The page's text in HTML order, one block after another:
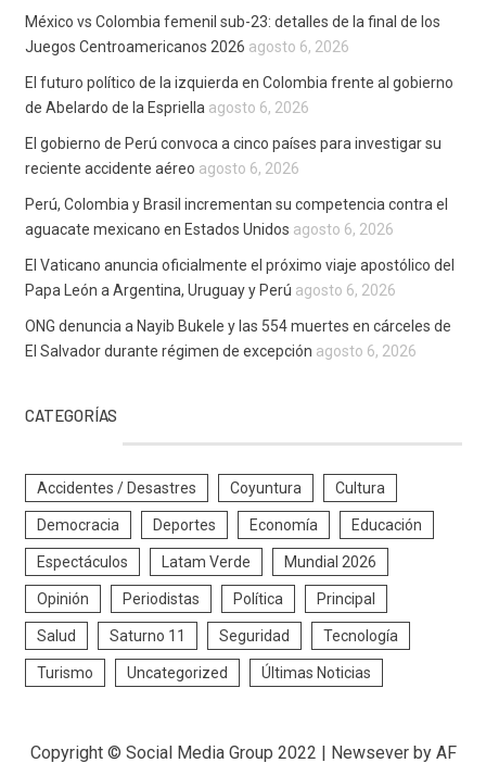
México vs Colombia femenil sub-23: detalles de la final de los
Juegos Centroamericanos 2026 agosto 6, 2026
El futuro político de la izquierda en Colombia frente al gobierno
de Abelardo de la Espriella agosto 6, 2026
El gobierno de Perú convoca a cinco países para investigar su
reciente accidente aéreo agosto 6, 2026
Perú, Colombia y Brasil incrementan su competencia contra el
aguacate mexicano en Estados Unidos agosto 6, 2026
El Vaticano anuncia oficialmente el próximo viaje apostólico del
Papa León a Argentina, Uruguay y Perú agosto 6, 2026
ONG denuncia a Nayib Bukele y las 554 muertes en cárceles de
El Salvador durante régimen de excepción agosto 6, 2026
CATEGORÍAS
Accidentes / Desastres Coyuntura Cultura
Democracia Deportes Economía Educación
Espectáculos Latam Verde Mundial 2026
Opinión Periodistas Política Principal
Salud Saturno 11 Seguridad Tecnología
Turismo Uncategorized Últimas Noticias
Copyright © Social Media Group 2022 Newseverby AF